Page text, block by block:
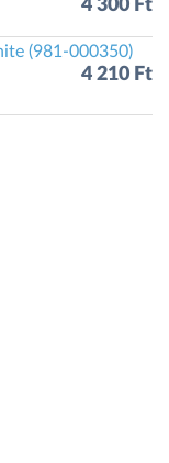
4 300 Ft
(981-000350)
4 210 Ft